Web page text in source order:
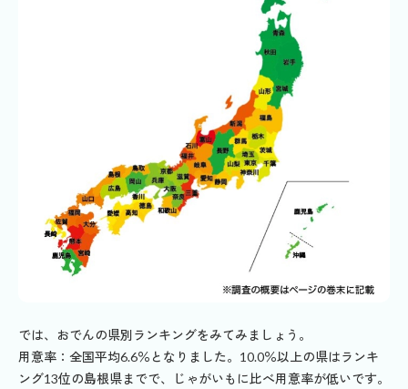
では、おでんの県別ランキングをみてみましょう。
用意率：全国平均6.6％となりました。10.0％以上の県はランキ
ング13位の島根県までで、じゃがいもに比べ用意率が低いです。